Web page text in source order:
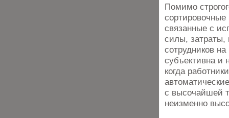
Помимо
связанные с
силы, затраты,
сотрудников
субъективна и
когда
с высочайшей
неизменно